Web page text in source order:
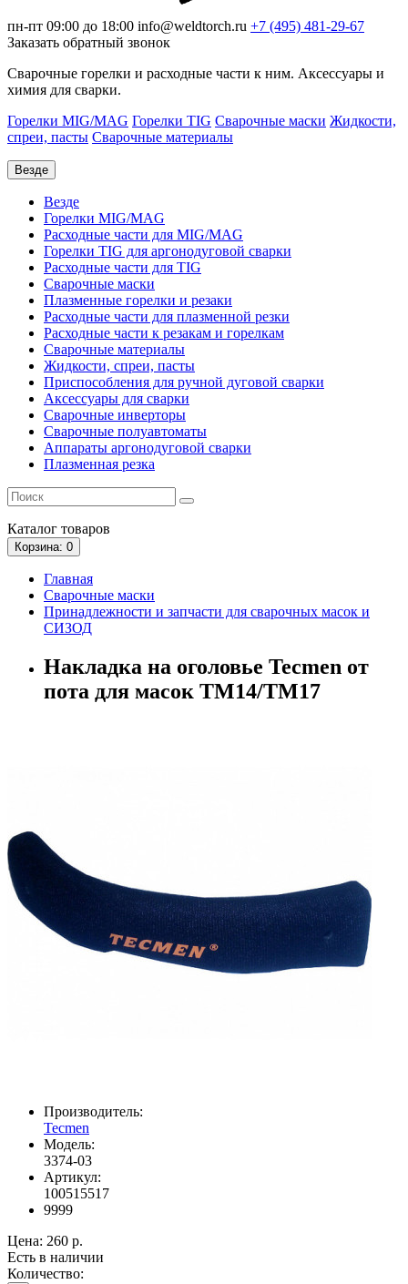
пн-пт 09:00 до 18:00 info@weldtorch.ru +7 (495) 481-29-67
Заказать обратный звонок
Сварочные горелки и расходные части к ним. Аксессуары и
химия для сварки.
Горелки MIG/MAG Горелки TIG Сварочные маски Жидкости,
спреи, пасты Сварочные материалы
Везде
Везде
Горелки MIG/MAG
Расходные части для MIG/MAG
Горелки TIG для аргонодуговой сварки
Расходные части для TIG
Сварочные маски
Плазменные горелки и резаки
Расходные части для плазменной резки
Расходные части к резакам и горелкам
Сварочные материалы
Жидкости, спреи, пасты
Приспособления для ручной дуговой сварки
Аксессуары для сварки
Сварочные инверторы
Сварочные полуавтоматы
Аппараты аргонодуговой сварки
Плазменная резка
Каталог товаров
Корзина: 0
Главная
Сварочные маски
Принадлежности и запчасти для сварочных масок и
СИЗОД
Накладка на оголовье Tecmen от
пота для масок TM14/TM17
Производитель:
Tecmen
Модель:
3374-03
Артикул:
100515517
9999
Цена: 260 р.
Есть в наличии
Количество: